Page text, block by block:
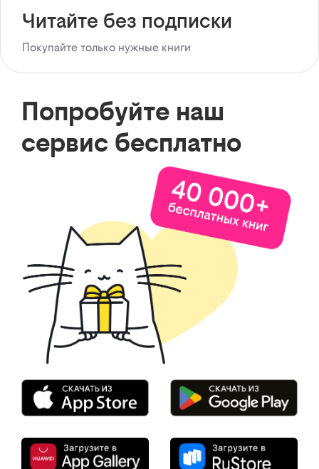
Читайте без подписки
Покупайте только нужные книги
Попробуйте наш
сервис бесплатно